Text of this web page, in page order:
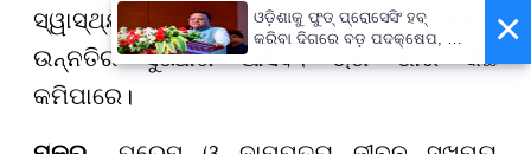
ସ୍ୱାସ୍ଥ୍ୟ ପ୍ରତି ଧ୍ୟାନ ଦିଅନ୍ତୁ। କର୍ମକ୍ଷେତ୍ରରେ
ଉନ୍ନତିର ସୁଯୋଗ ଆସିବ। ଋଣ ଭାର କିଛି
କମିପାରେ।
×
ଓଡ଼ିଶାକୁ ଫୁଡ୍ ପ୍ରୋସେସିଂ ହବ୍
କରିବା ଦିଗରେ ବଡ଼ ପଦକ୍ଷେପ, ୪୨